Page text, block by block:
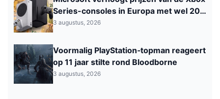
Series-consoles in Europa met wel 200
euro
3 augustus, 2026
Voormalig PlayStation‑topman reageert
op 11 jaar stilte rond Bloodborne
3 augustus, 2026